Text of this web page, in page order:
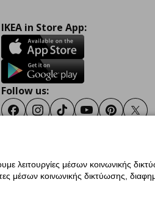
IKEA in Store App:
Follow us:
FacebookInstagram
TikTokYoutubePinterest
Όροι ΧρήσηςΓενική Πολιτική Προσωπικών
λειτουργίες μέσων κοινωνικής
μέσων κοινωνικής δικτύωσης,